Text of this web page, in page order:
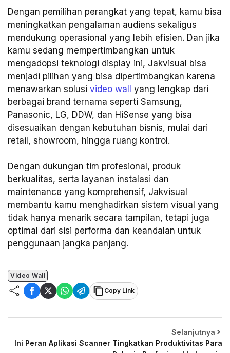
Dengan pemilihan perangkat yang tepat, kamu bisa
meningkatkan pengalaman audiens sekaligus
mendukung operasional yang lebih efisien. Dan jika
kamu sedang mempertimbangkan untuk
mengadopsi teknologi display ini, Jakvisual bisa
menjadi pilihan yang bisa dipertimbangkan karena
menawarkan solusi video wall yang lengkap dari
berbagai brand ternama seperti Samsung,
Panasonic, LG, DDW, dan HiSense yang bisa
disesuaikan dengan kebutuhan bisnis, mulai dari
retail, showroom, hingga ruang kontrol.
Dengan dukungan tim profesional, produk
berkualitas, serta layanan instalasi dan
maintenance yang komprehensif, Jakvisual
membantu kamu menghadirkan sistem visual yang
tidak hanya menarik secara tampilan, tetapi juga
optimal dari sisi performa dan keandalan untuk
penggunaan jangka panjang.
Video Wall
Copy Link
Selanjutnya
Ini Peran Aplikasi Scanner Tingkatkan Produktivitas Para